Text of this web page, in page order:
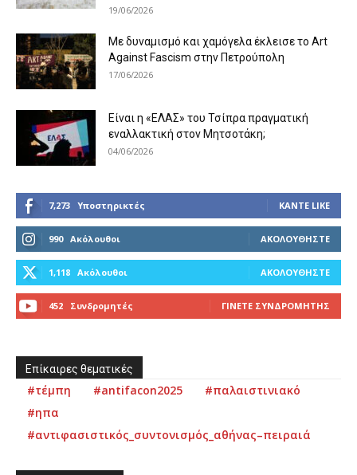
19/06/2026
Με δυναμισμό και χαμόγελα έκλεισε το Art
Against Fascism στην Πετρούπολη
17/06/2026
Είναι η «ΕΛΑΣ» του Τσίπρα πραγματική
εναλλακτική στον Μητσοτάκη;
04/06/2026
7,273 Υποστηρικτές ΚΆΝΤΕ LIKE
990 Ακόλουθοι ΑΚΟΛΟΥΘΉΣΤΕ
1,118 Ακόλουθοι ΑΚΟΛΟΥΘΉΣΤΕ
452 Συνδρομητές ΓΊΝΕΤΕ ΣΥΝΔΡΟΜΗΤΉΣ
Επίκαιρες θεματικές
#τέμπη #antifacon2025
#παλαιστινιακό
#ηπα
#αντιφασιστικός_συντονισμός_αθήνας–πειραιά